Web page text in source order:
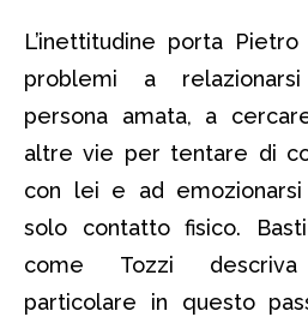
L’inettitudine porta
problemi a
persona amata, a
altre vie per tentare di
con lei e ad
solo contatto fisico.
come Tozzi
particolare in questo